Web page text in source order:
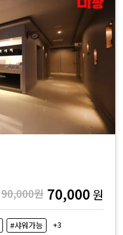
90,000원 70,000 원
#샤워가능 +3